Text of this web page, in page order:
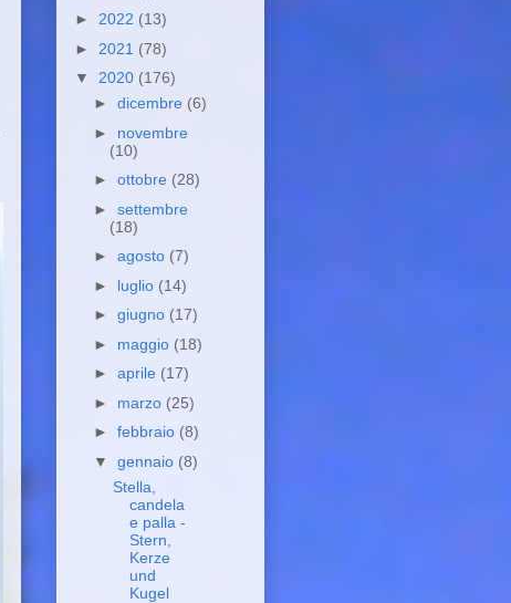
► 2022 (13)
► 2021 (78)
▼ 2020 (176)
► dicembre (6)
► novembre
(10)
► ottobre (28)
► settembre
(18)
► agosto (7)
► luglio (14)
► giugno (17)
► maggio (18)
► aprile (17)
► marzo (25)
► febbraio (8)
▼ gennaio (8)
Stella,
candela
e palla -
Stern,
Kerze
und
Kugel